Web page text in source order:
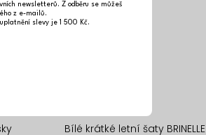
Bílé krátké letní šaty BRINELLE
newsletterů. Z odběru se můžeš
z e-mailů.
slevy je 1 500 Kč.